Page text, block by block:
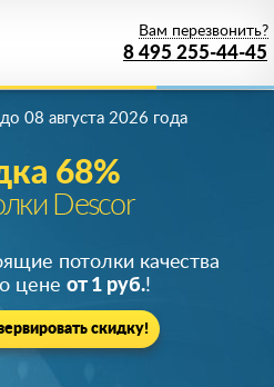
8 495 255-44-45
Вам перезвонить?
68%
Descor
до 08 августа 2026 года
потолки качества
цене от 1 руб.!
скидку!